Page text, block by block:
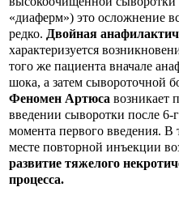
«диаферм») это осложнение
редко. Двойная
характеризуется
того же пациента вначале
шока, а затем сывороточной
Феномен Артюса возникает
введении сыворотки после 6-
момента первого введения. В
месте повторной инъекции
развитие тяжелого
процесса.